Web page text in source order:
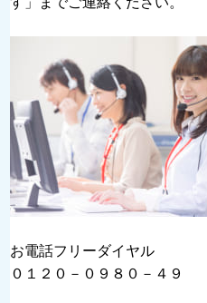
お電話フリーダイヤル
０１２０－０９８０－４９